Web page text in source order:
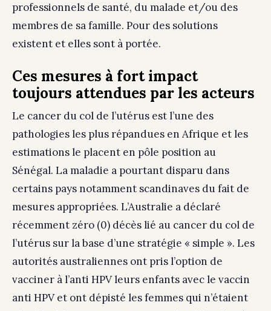
professionnels de santé, du malade et/ou des
membres de sa famille. Pour des solutions
existent et elles sont à portée.
Ces mesures à fort impact
toujours attendues par les acteurs
Le cancer du col de l’utérus est l’une des
pathologies les plus répandues en Afrique et les
estimations le placent en pôle position au
Sénégal. La maladie a pourtant disparu dans
certains pays notamment scandinaves du fait de
mesures appropriées. L’Australie a déclaré
récemment zéro (0) décès lié au cancer du col de
l’utérus sur la base d’une stratégie « simple ». Les
autorités australiennes ont pris l’option de
vacciner à l’anti HPV leurs enfants avec le vaccin
anti HPV et ont dépisté les femmes qui n’étaient